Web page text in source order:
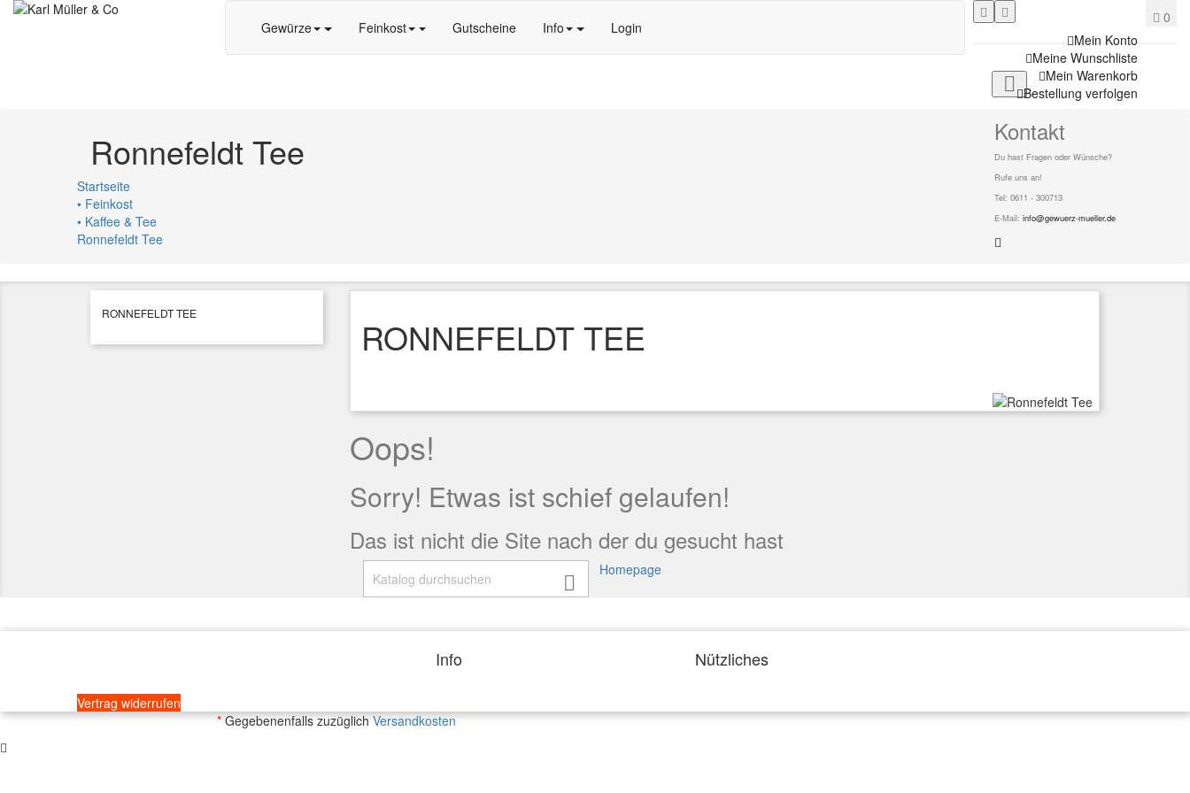
Gewürze Feinkost Gutscheine Info Login
Mein Konto
Meine Wunschliste
Mein Warenkorb
Bestellung verfolgen
Kontakt
Du hast Fragen oder Wünsche?
Rufe uns an!
Tel: 0611 - 300713
E-Mail: info@gewuerz-mueller.de
0

Ronnefeldt Tee
Startseite
• Feinkost
• Kaffee & Tee
Ronnefeldt Tee
RONNEFELDT TEE
RONNEFELDT TEE
Oops!
Sorry! Etwas ist schief gelaufen!
Das ist nicht die Site nach der du gesucht hast

Homepage
Info Nützliches
Vertrag widerrufen
*Gegebenenfalls zuzüglichVersandkosten